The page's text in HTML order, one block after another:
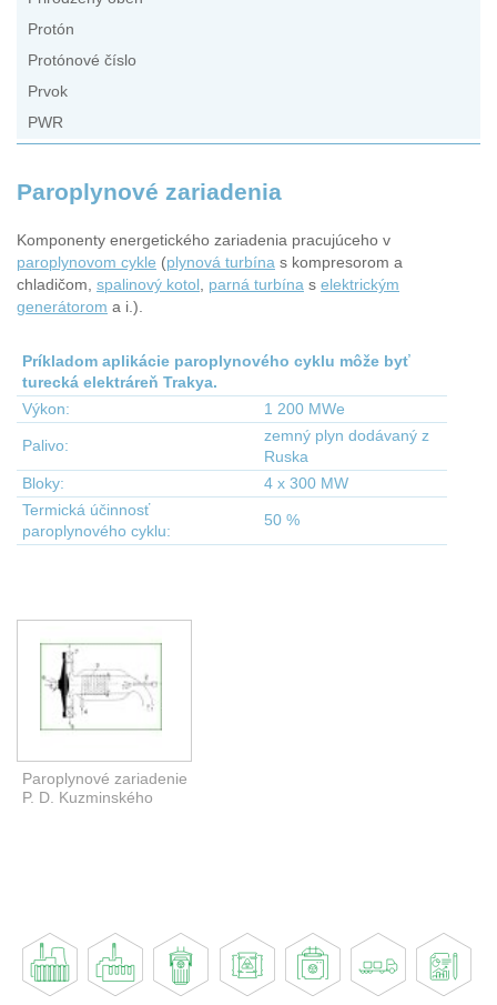
Protón
Protónové číslo
Prvok
PWR
Paroplynové zariadenia
Komponenty energetického zariadenia pracujúceho v
paroplynovom cykle (plynová turbína s kompresorom a
chladičom, spalinový kotol parná turbína s elektrickým
generátorom a i.).
Príkladom aplikácie paroplynového cyklu môže byť
turecká elektráreň Trakya.
Výkon:
1 200 MWe
Palivo:
zemný plyn dodávaný z
Ruska
Bloky:
4 x 300 MW
Termická účinnosť
paroplynového cyklu:
50 %
Paroplynové zariadenie
P. D. Kuzminského